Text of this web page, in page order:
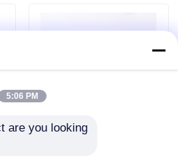
5:06 PM
are you looking